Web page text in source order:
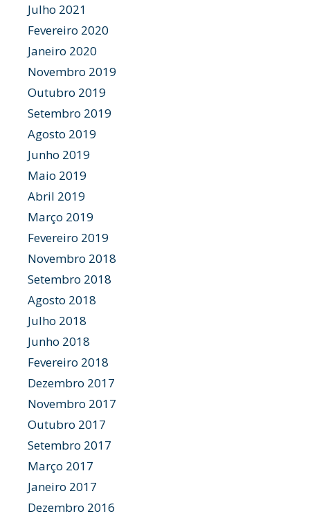
Julho 2021
Fevereiro 2020
Janeiro 2020
Novembro 2019
Outubro 2019
Setembro 2019
Agosto 2019
Junho 2019
Maio 2019
Abril 2019
Março 2019
Fevereiro 2019
Novembro 2018
Setembro 2018
Agosto 2018
Julho 2018
Junho 2018
Fevereiro 2018
Dezembro 2017
Novembro 2017
Outubro 2017
Setembro 2017
Março 2017
Janeiro 2017
Dezembro 2016